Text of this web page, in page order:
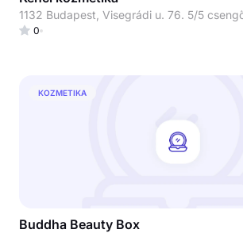
1132 Budapest, Visegrádi u. 76. 5/5
0
KOZMETIKA
Buddha Beauty Box